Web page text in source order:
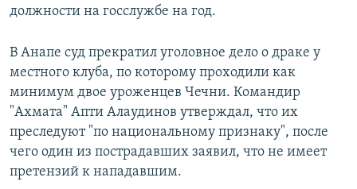
должности на госслужбе на год.
В Анапе суд прекратил уголовное дело о драке у
местного клуба, по которому проходили как
минимум двое уроженцев Чечни. Командир
"Ахмата" Апти Алаудинов утверждал, что их
преследуют "по национальному признаку", после
чего один из пострадавших заявил, что не имеет
претензий к нападавшим.